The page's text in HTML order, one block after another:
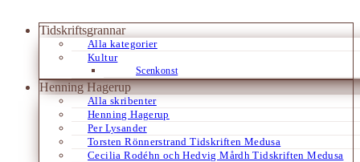
Tidskriftsgrannar
Alla kategorier
Kultur
Scenkonst
Henning Hagerup
Alla skribenter
Henning Hagerup
Per Lysander
Torsten Rönnerstrand Tidskriften Medusa
Cecilia Rodéhn och Hedvig Mårdh Tidskriften Medusa